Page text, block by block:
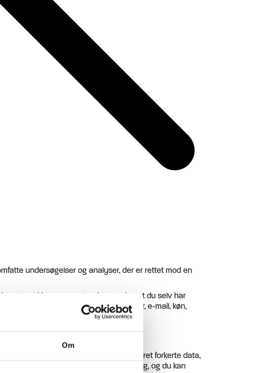
Om
undersøgelser og analyser, der er rettet mod en
aldrig personoplysninger, uden at du selv har
om navn, adresse, postnummer, e-mail, køn,
til
Er der registreret forkerte data,
informationer der er registreret om dig, og du kan